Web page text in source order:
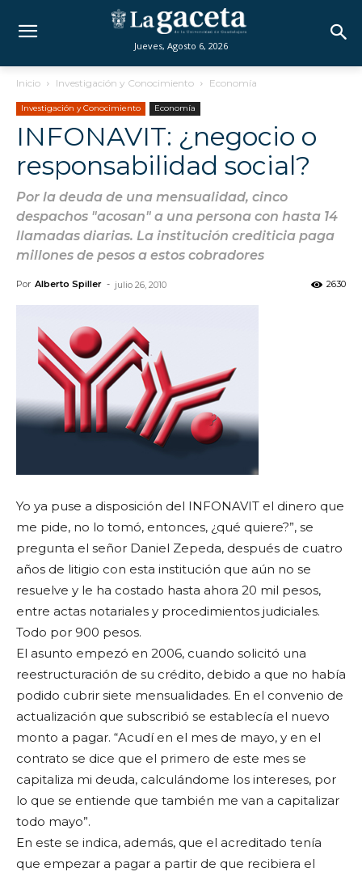
Jueves, Agosto 6, 2026
Inicio Investigación y Conocimiento Economía
Investigación y Conocimiento Economía
INFONAVIT: ¿negocio o
responsabilidad social?
Por la deuda de una mensualidad, cinco
despachos "acosan" a una persona con hasta 14
llamadas diarias. La institución crediticia paga
millones de pesos a estos cobradores
Por Alberto Spiller - julio 26, 2010 2630
Yo ya puse a disposición del INFONAVIT el dinero que
me pide, no lo tomó, entonces, ¿qué quiere?”, se
pregunta el señor Daniel Zepeda, después de cuatro
años de litigio con esta institución que aún no se
resuelve y le ha costado hasta ahora 20 mil pesos,
entre actas notariales y procedimientos judiciales.
Todo por 900 pesos.
El asunto empezó en 2006, cuando solicitó una
reestructuración de su crédito, debido a que no había
podido cubrir siete mensualidades. En el convenio de
actualización que subscribió se establecía el nuevo
monto a pagar. “Acudí en el mes de mayo, y en el
contrato se dice que el primero de este mes se
capitaliza mi deuda, calculándome los intereses, por
lo que se entiende que también me van a capitalizar
todo mayo”.
En este se indica, además, que el acreditado tenía
que empezar a pagar a partir de que recibiera el